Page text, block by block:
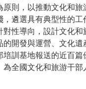
則，以推動文化和
遴選具有典型性的
性導向，設計文化
開發與運營、文化遺
訓基地報送的近百篇
全國文化和旅游干